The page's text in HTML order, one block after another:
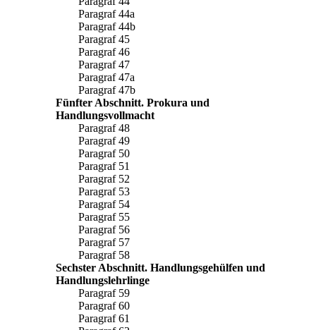
Paragraf 44a
Paragraf 44b
Paragraf 45
Paragraf 46
Paragraf 47
Paragraf 47a
Paragraf 47b
Fünfter Abschnitt. Prokura und
Handlungsvollmacht
Paragraf 48
Paragraf 49
Paragraf 50
Paragraf 51
Paragraf 52
Paragraf 53
Paragraf 54
Paragraf 55
Paragraf 56
Paragraf 57
Paragraf 58
Sechster Abschnitt. Handlungsgehülfen und
Handlungslehrlinge
Paragraf 59
Paragraf 60
Paragraf 61